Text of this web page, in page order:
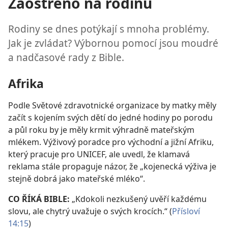
Rodiny se dnes potýkají s mnoha problémy.
Jak je zvládat? Výbornou pomocí jsou moudré
a nadčasové rady z Bible.
Afrika
Podle Světové zdravotnické organizace by matky měly
začít s kojením svých dětí do jedné hodiny po porodu
a půl roku by je měly krmit výhradně mateřským
mlékem. Výživový poradce pro východní a jižní Afriku,
který pracuje pro UNICEF, ale uvedl, že klamavá
reklama stále propaguje názor, že „kojenecká výživa je
stejně dobrá jako mateřské mléko“.
CO ŘÍKÁ BIBLE: „Kdokoli nezkušený uvěří každému
slovu, ale chytrý uvažuje o svých krocích.“ (Přísloví
14:15)